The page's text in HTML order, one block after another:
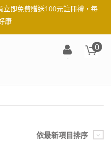
即免費贈送100元註冊禮，每
康
0
依最新項目排序